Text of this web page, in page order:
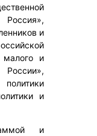
и
малого и
России»,
и
и